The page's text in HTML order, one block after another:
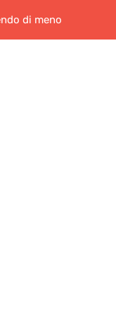
di meno